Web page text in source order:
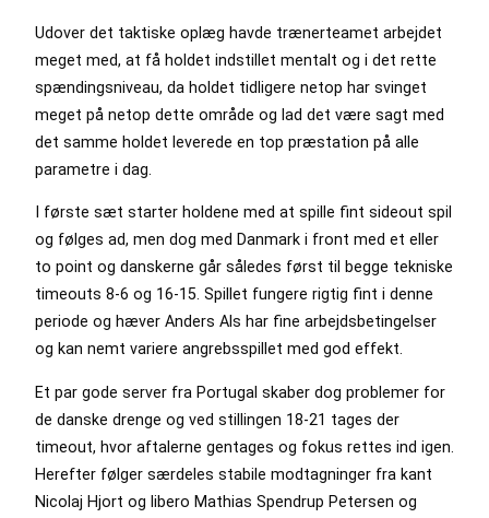
Udover det taktiske oplæg havde trænerteamet arbejdet
meget med, at få holdet indstillet mentalt og i det rette
spændingsniveau, da holdet tidligere netop har svinget
meget på netop dette område og lad det være sagt med
det samme holdet leverede en top præstation på alle
parametre i dag.
I første sæt starter holdene med at spille fint sideout spil
og følges ad, men dog med Danmark i front med et eller
to point og danskerne går således først til begge tekniske
timeouts 8-6 og 16-15. Spillet fungere rigtig fint i denne
periode og hæver Anders Als har fine arbejdsbetingelser
og kan nemt variere angrebsspillet med god effekt.
Et par gode server fra Portugal skaber dog problemer for
de danske drenge og ved stillingen 18-21 tages der
timeout, hvor aftalerne gentages og fokus rettes ind igen.
Herefter følger særdeles stabile modtagninger fra kant
Nicolaj Hjort og libero Mathias Spendrup Petersen og